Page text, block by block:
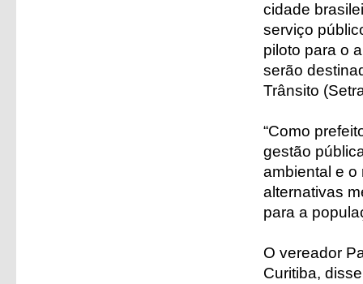
cidade
serviço
piloto para o
serão
Trânsito
“Como
gestão
ambiental e o
alternativas
para a
O vereador
Curitiba,